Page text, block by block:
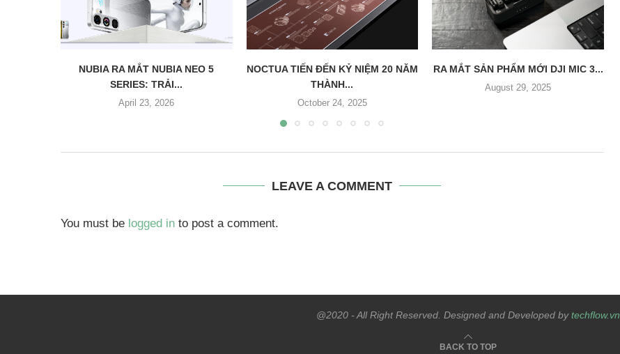
NUBIA RA MẮT NUBIA NEO 5
SERIES: TRẢI...
April 23, 2026
NOCTUA TIẾN ĐẾN KỶ NIỆM 20 NĂM
THÀNH...
October 24, 2025
RA MẮT SẢN PHẨM MỚI DJI MIC 3...
August 29, 2025
LEAVE A COMMENT
You must be logged in to post a comment.
@2020 - All Right Reserved. Designed and Developed bytechflow.vn
BACK TO TOP